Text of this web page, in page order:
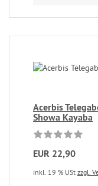
Acerbis
Showa Kayaba
EUR 22,90
inkl. 19 % USt zzgl.